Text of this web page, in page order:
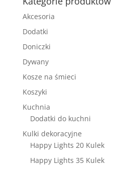
Akcesoria
Dodatki
Doniczki
Dywany
Kosze na śmieci
Koszyki
Kuchnia
Dodatki do kuchni
Kulki dekoracyjne
Happy Lights 20 Kulek
Happy Lights 35 Kulek